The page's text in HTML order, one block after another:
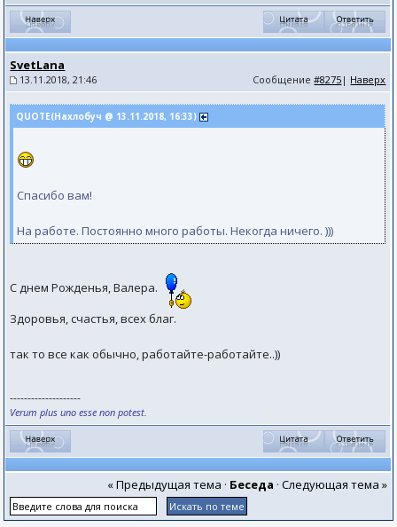
SvetLana
13.11.2018, 21:46 Сообщение#8275 | Наверх
QUOTE(Нахлобуч @ 13.11.2018, 16:33)
Спасибо вам!
На работе. Постоянно много работы. Некогда ничего. )))
С днем Рожденья, Валера.
Здоровья, счастья, всех благ.
так то все как обычно, работайте-работайте..))
--------------------
Verum plus uno esse non potest.
« Предыдущая тема · Беседа · Следующая тема »